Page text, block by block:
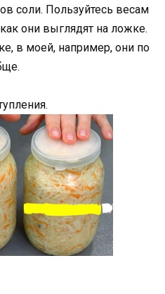
соли. Пользуйтесь весам
они выглядят на ложке.
в моей, например, они по